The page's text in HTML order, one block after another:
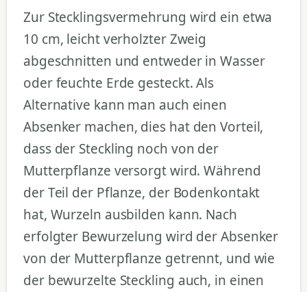
Zur Stecklingsvermehrung wird ein etwa
10 cm, leicht verholzter Zweig
abgeschnitten und entweder in Wasser
oder feuchte Erde gesteckt. Als
Alternative kann man auch einen
Absenker machen, dies hat den Vorteil,
dass der Steckling noch von der
Mutterpflanze versorgt wird. Während
der Teil der Pflanze, der Bodenkontakt
hat, Wurzeln ausbilden kann. Nach
erfolgter Bewurzelung wird der Absenker
von der Mutterpflanze getrennt, und wie
der bewurzelte Steckling auch, in einen